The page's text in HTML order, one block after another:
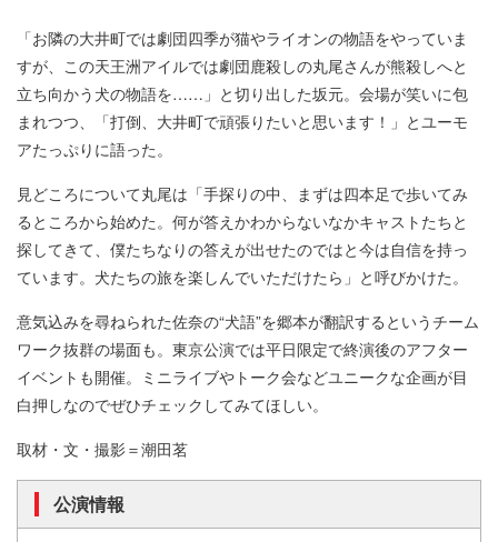
「お隣の大井町では劇団四季が猫やライオンの物語をやっていま
すが、この天王洲アイルでは劇団鹿殺しの丸尾さんが熊殺しへと
立ち向かう犬の物語を……」と切り出した坂元。会場が笑いに包
まれつつ、「打倒、大井町で頑張りたいと思います！」とユーモ
アたっぷりに語った。
見どころについて丸尾は「手探りの中、まずは四本足で歩いてみ
るところから始めた。何が答えかわからないなかキャストたちと
探してきて、僕たちなりの答えが出せたのではと今は自信を持っ
ています。犬たちの旅を楽しんでいただけたら」と呼びかけた。
意気込みを尋ねられた佐奈の“犬語”を郷本が翻訳するというチーム
ワーク抜群の場面も。東京公演では平日限定で終演後のアフター
イベントも開催。ミニライブやトーク会などユニークな企画が目
白押しなのでぜひチェックしてみてほしい。
取材・文・撮影＝潮田茗
公演情報